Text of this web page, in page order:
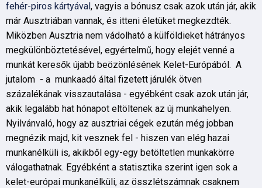
fehér-piros kártyával, vagyis a bónusz csak azok után jár, akik
már Ausztriában vannak, és itteni életüket megkezdték.
Miközben Ausztria nem vádolható a külföldieket hátrányos
megkülönböztetésével, egyértelmű, hogy elejét venné a
munkát keresők újabb beözönlésének Kelet-Európából. A
jutalom - a munkaadó által fizetett járulék ötven
százalékának visszautalása - egyébként csak azok után jár,
akik legalább hat hónapot eltöltenek az új munkahelyen.
Nyilvánvaló, hogy az ausztriai cégek ezután még jobban
megnézik majd, kit vesznek fel - hiszen van elég hazai
munkanélküli is, akikből egy-egy betöltetlen munkakörre
válogathatnak. Egyébként a statisztika szerint igen sok a
kelet-európai munkanélküli, az összlétszámnak csaknem